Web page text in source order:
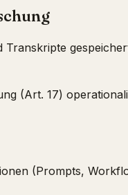
Transkripte
(Art. 17)
(Prompts,